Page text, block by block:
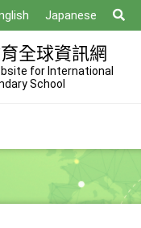
Japanese
尋
全球資訊網
for International
School